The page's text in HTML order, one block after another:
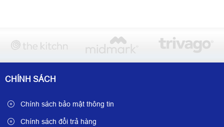
CHÍNH SÁCH
Chính sách bảo mật thông tin
Chính sách đổi trả hàng